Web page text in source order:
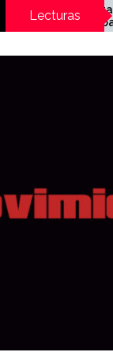
Lecturas
la Victoria Siempre
Mirna!